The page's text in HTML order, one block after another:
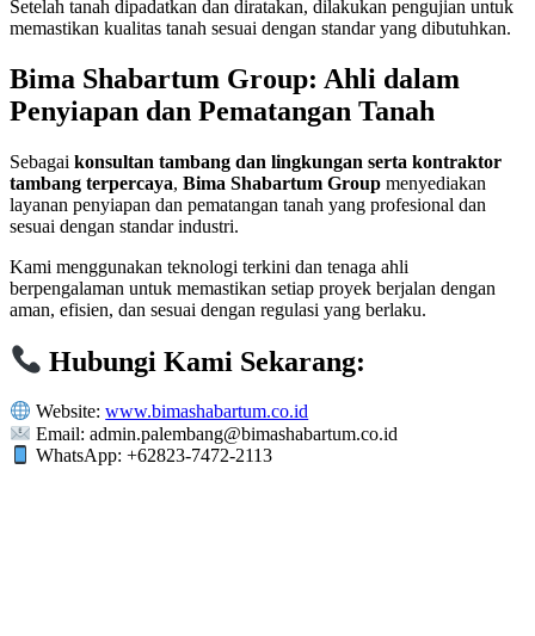
Setelah tanah dipadatkan dan diratakan, dilakukan pengujian untuk
memastikan kualitas tanah sesuai dengan standar yang dibutuhkan.
Bima Shabartum Group: Ahli dalam
Penyiapan dan Pematangan Tanah
Sebagai konsultan tambang dan lingkungan serta kontraktor
tambang terpercaya, Bima Shabartum Group menyediakan
layanan penyiapan dan pematangan tanah yang profesional dan
sesuai dengan standar industri.
Kami menggunakan teknologi terkini dan tenaga ahli
berpengalaman untuk memastikan setiap proyek berjalan dengan
aman, efisien, dan sesuai dengan regulasi yang berlaku.
Hubungi Kami Sekarang:
Website:www.bimashabartum.co.id
Email: admin.palembang@bimashabartum.co.id
WhatsApp: +62823-7472-2113